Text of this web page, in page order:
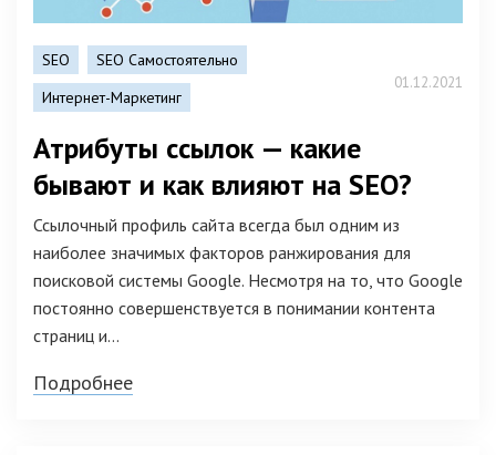
SEO
SEO Самостоятельно
Интернет-Маркетинг
01.12.2021
Атрибуты ссылок — какие
бывают и как влияют на SEO?
Ссылочный профиль сайта всегда был одним из
наиболее значимых факторов ранжирования для
поисковой системы Google. Несмотря на то, что Google
постоянно совершенствуется в понимании контента
страниц и...
Подробнее